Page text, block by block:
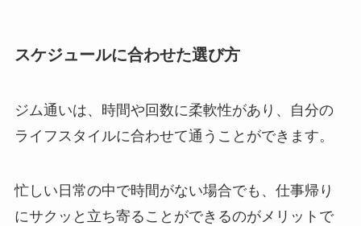
スケジュールに合わせた選び方
ジム通いは、時間や回数に柔軟性があり、自分の
ライフスタイルに合わせて通うことができます。
忙しい日常の中で時間がない場合でも、仕事帰り
にサクッと立ち寄ることができるのがメリットで